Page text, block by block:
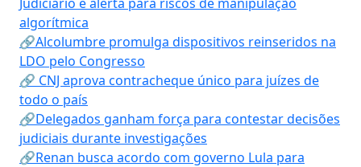
algorítmica
🔗Alcolumbre promulga dispositivos reinseridos na
LDO pelo Congresso
🔗 CNJ aprova contracheque único para juízes de
todo o país
🔗Delegados ganham força para contestar decisões
judiciais durante investigações
🔗Renan busca acordo com governo Lula para